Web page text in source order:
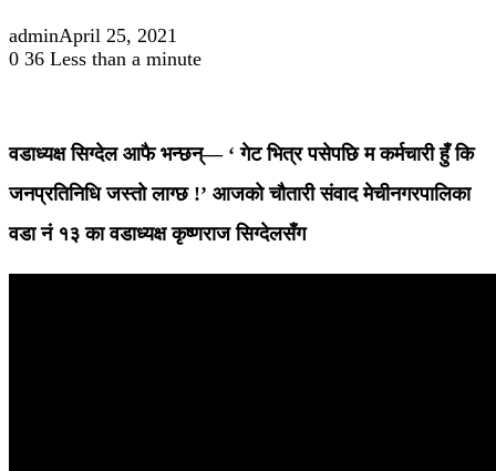
adminApril 25, 2021
0 36 Less than a minute
वडाध्यक्ष सिग्देल आफै भन्छन्— ‘ गेट भित्र पसेपछि म कर्मचारी हुँ कि
जनप्रतिनिधि जस्तो लाग्छ !’ आजको चौतारी संवाद मेचीनगरपालिका
वडा नं १३ का वडाध्यक्ष कृष्णराज सिग्देलसँग